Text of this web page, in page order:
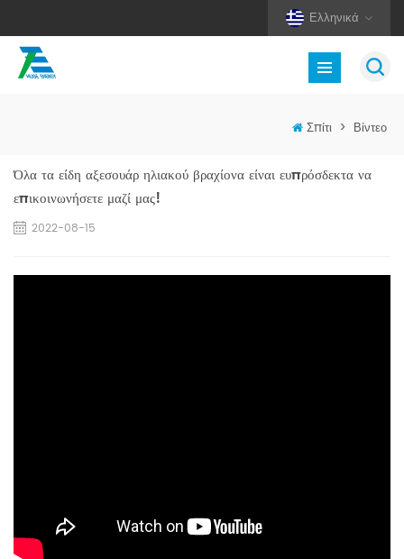
Ελληνικά
Σπίτι > Βίντεο
Όλα τα είδη αξεσουάρ ηλιακού βραχίονα είναι ευπρόσδεκτα να
επικοινωνήσετε μαζί μας!
2022-08-15